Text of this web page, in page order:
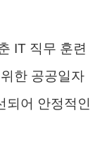
IT 직무 훈련
한 공공일자
되어 안정적인